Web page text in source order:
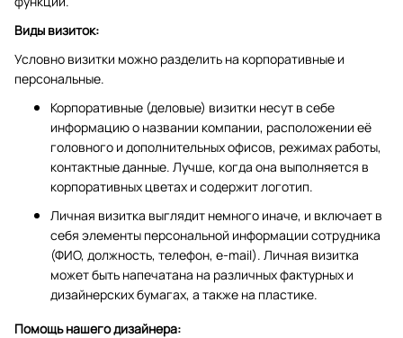
Виды визиток:
Условно визитки можно разделить на корпоративные и
персональные.
Корпоративные (деловые) визитки несут в себе
информацию о названии компании, расположении её
головного и дополнительных офисов, режимах работы,
контактные данные. Лучше, когда она выполняется в
корпоративных цветах и содержит логотип.
Личная визитка выглядит немного иначе, и включает в
себя элементы персональной информации сотрудника
(ФИО, должность, телефон, e-mail). Личная визитка
может быть напечатана на различных фактурных и
дизайнерских бумагах, а также на пластике.
Помощь нашего дизайнера: